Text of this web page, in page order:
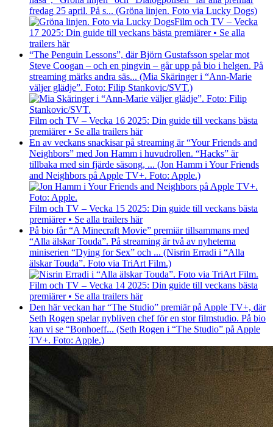
fredag 25 april. På s... (Gröna linjen. Foto via Lucky Dogs)
Film och TV – Vecka
17 2025: Din guide till veckans bästa premiärer • Se alla
trailers här
“The Penguin Lessons”, där Björn Gustafsson spelar mot
Steve Coogan – och en pingvin – går upp på bio i helgen. På
streaming märks andra säs... (Mia Skäringer i “Ann-Marie
väljer glädje”. Foto: Filip Stankovic/SVT.)
Film och TV – Vecka 16 2025: Din guide till veckans bästa
premiärer • Se alla trailers här
En av veckans snackisar på streaming är “Your Friends and
Neighbors” med Jon Hamm i huvudrollen. “Hacks” är
tillbaka med sin fjärde säsong, ... (Jon Hamm i Your Friends
and Neighbors på Apple TV+. Foto: Apple.)
Film och TV – Vecka 15 2025: Din guide till veckans bästa
premiärer • Se alla trailers här
På bio får “A Minecraft Movie” premiär tillsammans med
“Alla älskar Touda”. På streaming är två av nyheterna
miniserien “Dying for Sex” och ... (Nisrin Erradi i “Alla
älskar Touda”. Foto via TriArt Film.)
Film och TV – Vecka 14 2025: Din guide till veckans bästa
premiärer • Se alla trailers här
Den här veckan har “The Studio” premiär på Apple TV+, där
Seth Rogen spelar nybliven chef för en stor filmstudio. På bio
kan vi se “Bonhoeff... (Seth Rogen i “The Studio” på Apple
TV+. Foto: Apple.)